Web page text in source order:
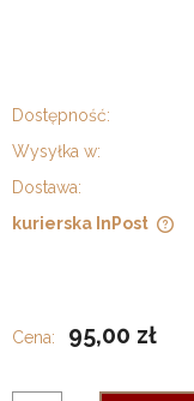
Dostępność:
Wysyłka w:
Dostawa:
kurierska InPost
Cena: 95,00 zł